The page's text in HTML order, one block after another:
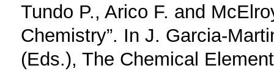
Tundo P., Arico F. and
Chemistry”. In J. Garcia-
(Eds.), The Chemical